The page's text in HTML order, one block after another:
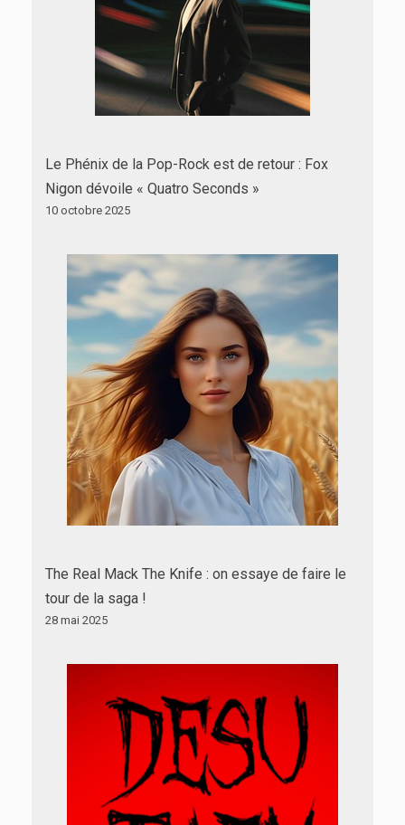
Le Phénix de la Pop-Rock est de retour : Fox
Nigon dévoile « Quatro Seconds »
10 octobre 2025
The Real Mack The Knife : on essaye de faire le
tour de la saga !
28 mai 2025